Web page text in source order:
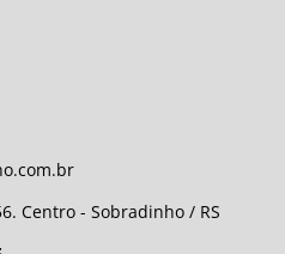
Centro - Sobradinho / RS